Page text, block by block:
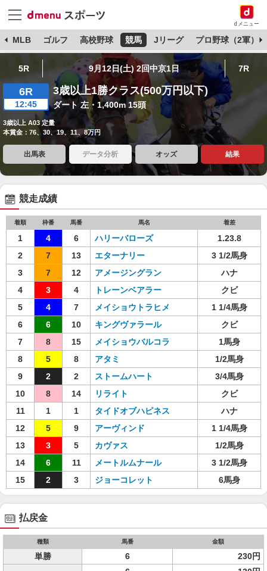
dメニュー
MLB ゴルフ 高校野球 競馬 Jリーグ プロ野球（2軍）
5R 9月12日(土) 2回中京1日 7R
6R
12:45
3歳以上1勝クラス(500万円以下)
ダート 左・1,400m 15頭
3歳以上 A03 定量
本賞金：76、30、19、11、8万円
出馬表 データ分析 オッズ 結果
競走成績
着順 枠番 馬番 馬名 着差
1 4 6 ハリーバローズ
1.23.8
2
7 13 エターナリー
3 1/2馬身
3
7 12 アメージングラン
ハナ
4
3 4 トレーンベアラー
クビ
5
4 7 メイショウトラヒメ
1 1/4馬身
6
6 10 キングヴァラール
クビ
7
8 15 メイショウバルコラ
1馬身
8
5 8 アタミ
1/2馬身
9
2 2 ストームハート
3/4馬身
10
8 14 リライト
クビ
11
1 1 タイドオブハピネス
ハナ
12
5 9 アーヴィンド
1 1/4馬身
13
3 5 カヴァス
1/2馬身
14
6 11 メートルムナール
3 1/2馬身
15
2 3 ジョーコレット 6馬身
払戻金
種類 馬番 金額
単勝 6 230円